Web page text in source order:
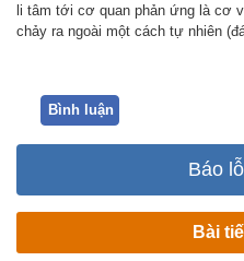
li tâm tới cơ quan phản ứng là cơ
chảy ra ngoài một cách tự nhiên
Bình luận
Báo
Bài